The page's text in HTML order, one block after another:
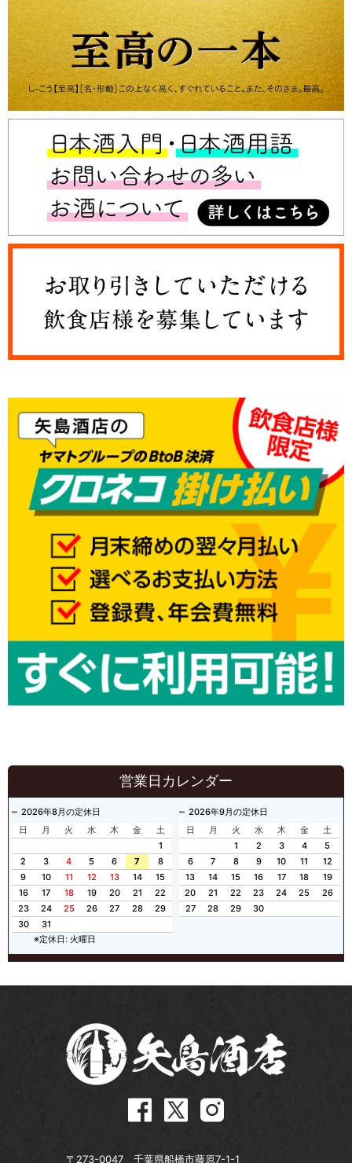
営業日カレンダー
2026年8月の定休日
日
月 火 水 木 金
土
1
2
3 4 5 6 7
8
9
10 11 12 13 14
15
16
17 18 19 20 21
22
23
24 25 26 27 28
29
30
31
2026年9月の定休日
日
月 火 水 木 金
土
1
2 3 4
5
6
7 8 9 10 11
12
13
14 15 16 17 18
19
20
21 22 23 24 25
26
27
28 29 30
※定休日: 火曜日
〒273-0047 千葉県船橋市藤原7-1-1